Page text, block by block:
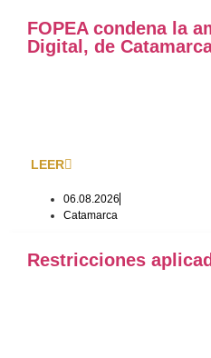
FOPEA condena la
Digital, de
LEER
06.08.2026
Catamarca
Restricciones